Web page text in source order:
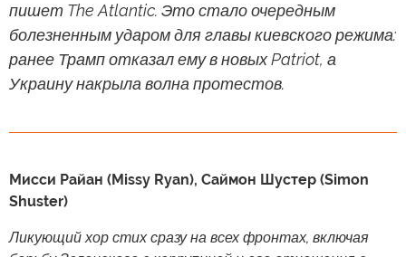
пишет The Atlantic. Это стало очередным
болезненным ударом для главы киевского режима:
ранее Трамп отказал ему в новых Patriot, а
Украину накрыла волна протестов.
Мисси Райан (Missy Ryan), Саймон Шустер (Simon
Shuster)
Ликующий хор стих сразу на всех фронтах, включая